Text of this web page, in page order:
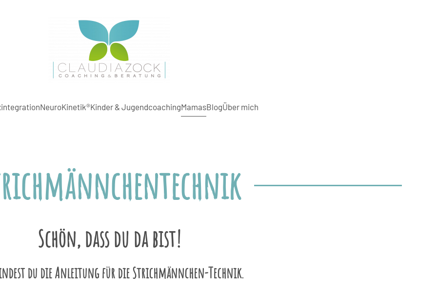
NeuroKinetik®Kinder & JugendcoachingMamasBlogÜber mich
Schön, dass du da bist!
du die Anleitung für die Strichmännchen-Technik.